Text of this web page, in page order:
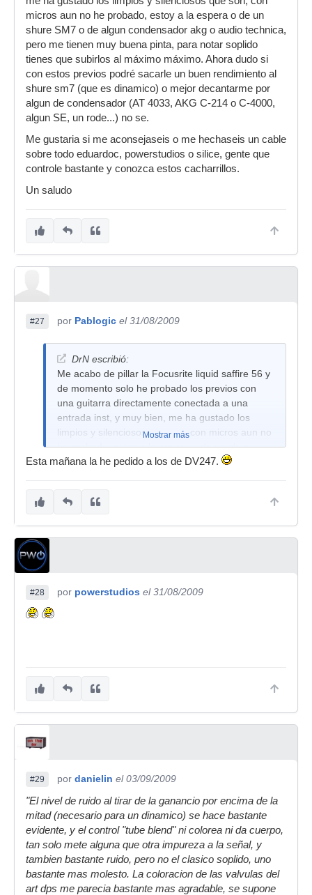
micros aun no he probado, estoy a la espera o de un
shure SM7 o de algun condensador akg o audio technica,
pero me tienen muy buena pinta, para notar soplido
tienes que subirlos al máximo máximo. Ahora dudo si
con estos previos podré sacarle un buen rendimiento al
shure sm7 (que es dinamico) o mejor decantarme por
algun de condensador (AT 4033, AKG C-214 o C-4000,
algun SE, un rode...) no se.
Me gustaria si me aconsejaseis o me hechaseis un cable
sobre todo eduardoc, powerstudios o silice, gente que
controle bastante y conozca estos cacharrillos.
Un saludo
#27 por Pablogic el 31/08/2009
DrN escribió:
Me acabo de pillar la Focusrite liquid saffire 56 y
de momento solo he probado los previos con
una guitarra directamente conectada a una
entrada inst, y muy bien, me ha gustado los
limpios y silenciosos que son, con micros aun no
he probado, estoy a la espera o de un shure
SM7 o de algun condensador akg o audio
máximo. Ahora dudo si con estos previos podré
un cable sobre todo eduardoc, powerstudios o
Mostrar más
Esta mañana la he pedido a los de DV247.
#28 por powerstudios el 31/08/2009
#29 por danielin el 03/09/2009
"El nivel de ruido al tirar de la ganancio por encima de la
mitad (necesario para un dinamico) se hace bastante
evidente, y el control "tube blend" ni colorea ni da cuerpo,
tan solo mete alguna que otra impureza a la señal, y
tambien bastante ruido, pero no el clasico soplido, uno
bastante mas molesto. La coloracion de las valvulas del
art dps me parecia bastante mas agradable, se supone